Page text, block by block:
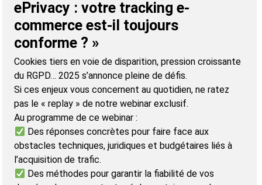
ePrivacy : votre tracking e-
commerce est-il toujours
conforme ? »
Cookies tiers en voie de disparition, pression croissante
du RGPD… 2025 s’annonce pleine de défis.
Si ces enjeux vous concernent au quotidien, ne ratez
pas le « replay » de notre webinar exclusif.
Au programme de ce webinar :
Des réponses concrètes pour faire face aux
obstacles techniques, juridiques et budgétaires liés à
l’acquisition de trafic.
Des méthodes pour garantir la fiabilité de vos